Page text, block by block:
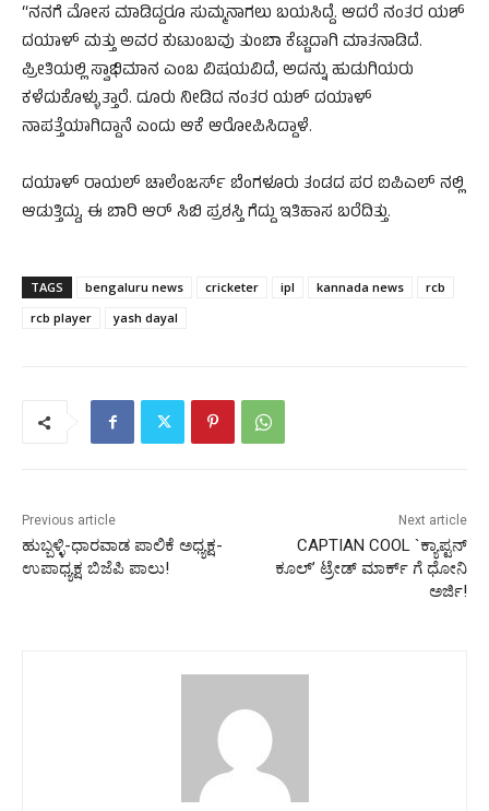
“ನನಗೆ ಮೋಸ ಮಾಡಿದ್ದರೂ ಸುಮ್ಮನಾಗಲು ಬಯಸಿದ್ದೆ. ಆದರೆ ನಂತರ ಯಶ್
ದಯಾಳ್ ಮತ್ತು ಅವರ ಕುಟುಂಬವು ತುಂಬಾ ಕೆಟ್ಟದಾಗಿ ಮಾತನಾಡಿದೆ.
ಪ್ರೀತಿಯಲ್ಲಿ ಸ್ವಾಭಿಮಾನ ಎಂಬ ವಿಷಯವಿದೆ, ಅದನ್ನು ಹುಡುಗಿಯರು
ಕಳೆದುಕೊಳ್ಳುತ್ತಾರೆ. ದೂರು ನೀಡಿದ ನಂತರ ಯಶ್ ದಯಾಳ್
ನಾಪತ್ತೆಯಾಗಿದ್ದಾನೆ ಎಂದು ಆಕೆ ಆರೋಪಿಸಿದ್ದಾಳೆ.
ದಯಾಳ್ ರಾಯಲ್ ಚಾಲೆಂಜರ್ಸ್ ಬೆಂಗಳೂರು ತಂಡದ ಪರ ಐಪಿಎಲ್ ನಲ್ಲಿ
ಆಡುತ್ತಿದ್ದು, ಈ ಬಾರಿ ಆರ್ ಸಿಬಿ ಪ್ರಶಸ್ತಿ ಗೆದ್ದು ಇತಿಹಾಸ ಬರೆದಿತ್ತು.
TAGS bengaluru news cricketer ipl kannada news
rcb
rcb player
yash dayal
Previous article
ಹುಬ್ಬಳ್ಳಿ-ಧಾರವಾಡ ಪಾಲಿಕೆ ಅಧ್ಯಕ್ಷ-
ಉಪಾಧ್ಯಕ್ಷ ಬಿಜೆಪಿ ಪಾಲು!
Next article
CAPTIAN COOL `ಕ್ಯಾಪ್ಟನ್
ಕೂಲ್’ ಟ್ರೇಡ್ ಮಾರ್ಕ್ ಗೆ ಧೋನಿ
ಅರ್ಜಿ!